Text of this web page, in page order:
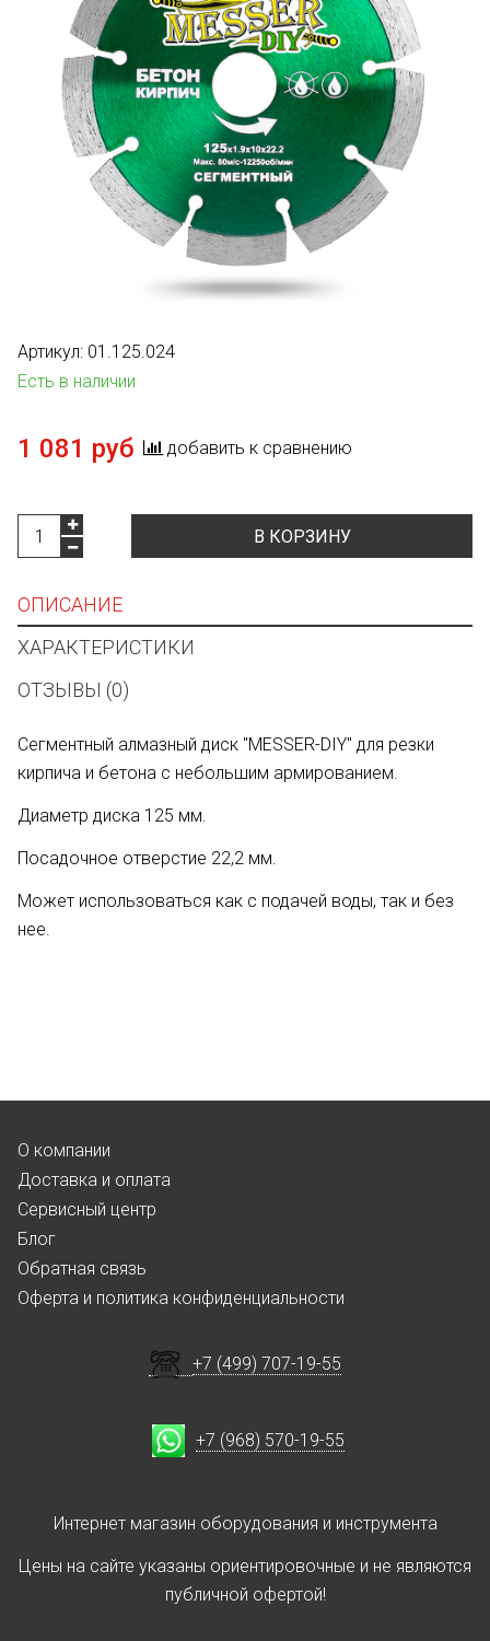
Артикул: 01.125.024
Есть в наличии
1 081 руб добавить к сравнению
В КОРЗИНУ
ОПИСАНИЕ
ХАРАКТЕРИСТИКИ
ОТЗЫВЫ (0)
Сегментный алмазный диск "MESSER-DIY" для резки
кирпича и бетона с небольшим армированием.
Диаметр диска 125 мм.
Посадочное отверстие 22,2 мм.
Может использоваться как с подачей воды, так и без
нее.
О компании
Доставка и оплата
Сервисный центр
Блог
Обратная связь
Оферта и политика конфиденциальности
+7 (499) 707-19-55
+7 (968) 570-19-55
Интернет магазин оборудования и инструмента
Цены на сайте указаны ориентировочные и не являются
публичной офертой!